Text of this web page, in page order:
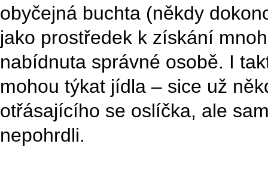
obyčejná buchta (někdy
jako prostředek k získání
nabídnuta správné osobě. I
mohou týkat jídla – sice už
otřásajícího se oslíčka, ale
nepohrdli.